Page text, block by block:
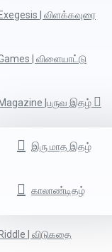
Exegesis | விளக்கவுரை
| விளையாட்டு
Magazine |பருவ இதழ்
இரு மாத இதழ்
காலாண்டிதழ்
Riddle | விடுகதை